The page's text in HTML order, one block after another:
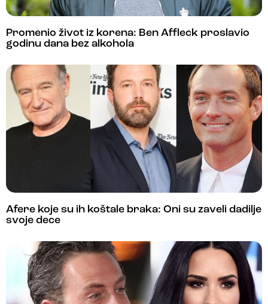
Promenio život iz korena: Ben Affleck proslavio
godinu dana bez alkohola
Afere koje su ih koštale braka: Oni su zaveli dadilje
svoje dece